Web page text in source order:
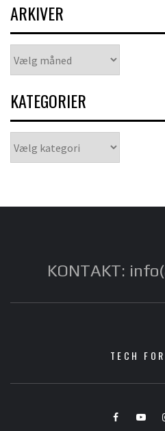
ARKIVER
KATEGORIER
KONTAKT:
TECH
Facebook